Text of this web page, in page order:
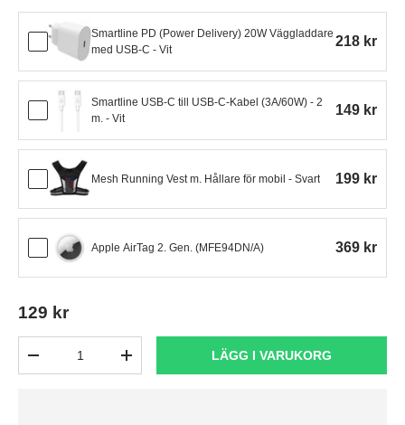
Smartline PD (Power Delivery) 20W Väggladdare
med USB-C - Vit
218 kr
Smartline USB-C till USB-C-Kabel (3A/60W) - 2
m. - Vit
149 kr
Mesh Running Vest m. Hållare för mobil - Svart 199 kr
Apple AirTag 2. Gen. (MFE94DN/A) 369 kr
129 kr
+ LÄGG I VARUKORG